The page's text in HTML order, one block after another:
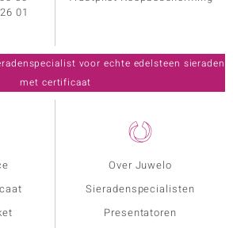
Over Juwelo
Sieradenspecialisten
Presentatoren
01
voor echte edelsteen sieraden
met certificaat